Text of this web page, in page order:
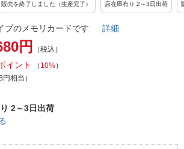
販売を終了しました（生産完了） 店在庫有り 2～3日出荷
プのメモリカードです 詳細
円 （税込）
イント （ 10%）
円相当）
2～3日出荷